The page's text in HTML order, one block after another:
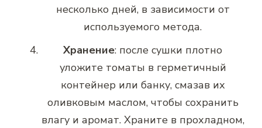
несколько дней, в зависимости от
используемого метода.
Хранение: после сушки плотно
уложите томаты в герметичный
контейнер или банку, смазав их
оливковым маслом, чтобы сохранить
влагу и аромат. Храните в прохладном,